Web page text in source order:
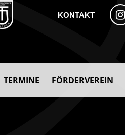
KONTAKT
TERMINE FÖRDERVEREIN